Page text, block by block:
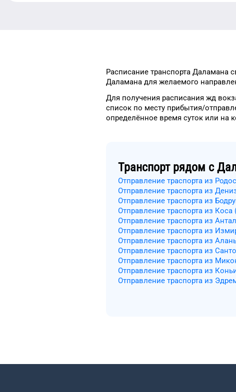
Расписание транспорта Даламана
Даламана для желаемого
Для получения расписания жд
список по месту прибытия/
определённое время суток или на
Транспорт рядом с
Отправление траспорта из
Отправление траспорта из
Отправление траспорта из
Отправление траспорта из Коса
Отправление траспорта из
Отправление траспорта из
Отправление траспорта из
Отправление траспорта из
Отправление траспорта из
Отправление траспорта из
Отправление траспорта из